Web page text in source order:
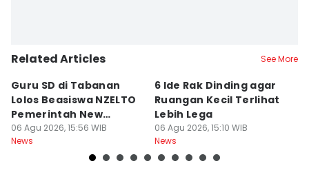
Related Articles See More
Guru SD di Tabanan
Lolos Beasiswa NZELTO
Pemerintah New
Zealand
06 Agu 2026, 15:56 WIB
News
6 Ide Rak Dinding agar
Ruangan Kecil Terlihat
Lebih Lega
06 Agu 2026, 15:10 WIB
News